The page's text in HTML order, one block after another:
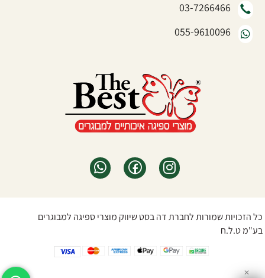
03-7266466
055-9610096
כל הזכויות שמורות לחברת דה בסט שיווק מוצרי ספיגה למבוגרים
בע"מ ט.ל.ח
✕